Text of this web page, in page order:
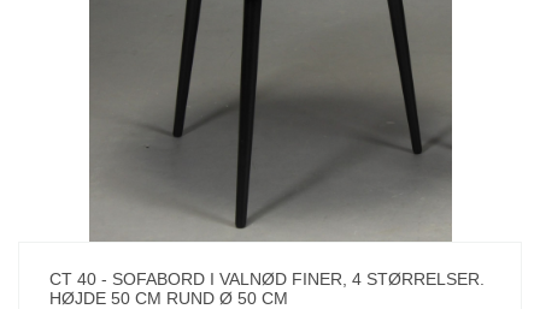
CT 40 - SOFABORD I VALNØD FINER, 4 STØRRELSER.
HØJDE 50 CM RUND Ø 50 CM